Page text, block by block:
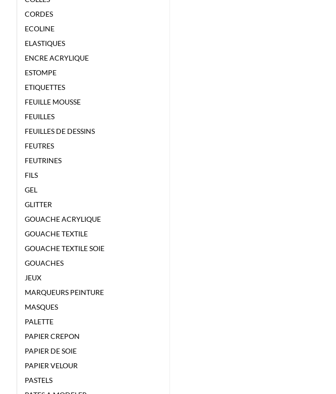
CORDES
ECOLINE
ELASTIQUES
ENCRE ACRYLIQUE
ESTOMPE
ETIQUETTES
FEUILLE MOUSSE
FEUILLES
FEUILLES DE DESSINS
FEUTRES
FEUTRINES
FILS
GEL
GLITTER
GOUACHE ACRYLIQUE
GOUACHE TEXTILE
GOUACHE TEXTILE SOIE
GOUACHES
JEUX
MARQUEURS PEINTURE
MASQUES
PALETTE
PAPIER CREPON
PAPIER DE SOIE
PAPIER VELOUR
PASTELS